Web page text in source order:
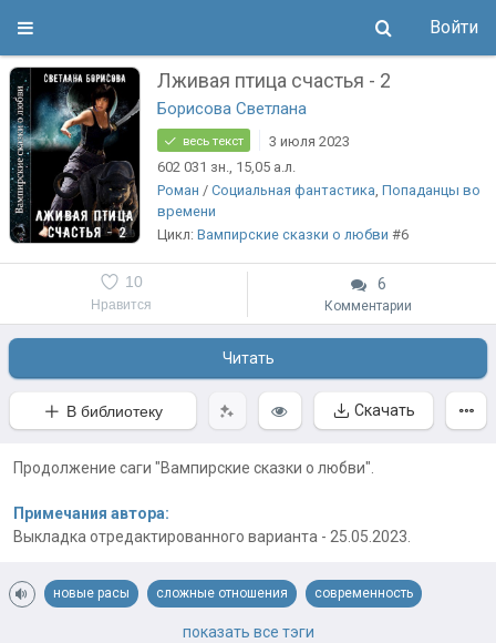
Войти
Лживая птица счастья - 2
Борисова Светлана
весь текст
3 июля 2023
602 031 зн., 15,05 а.л.
Роман / Социальная фантастика, Попаданцы во
времени
Цикл: Вампирские сказки о любви #6
Нравится
10 6
Комментарии
Читать
В библиотеку Скачать
Продолжение саги "Вампирские сказки о любви".
Примечания автора:
Выкладка отредактированного варианта - 25.05.2023.
новые расы сложные отношения современность
показать все тэги